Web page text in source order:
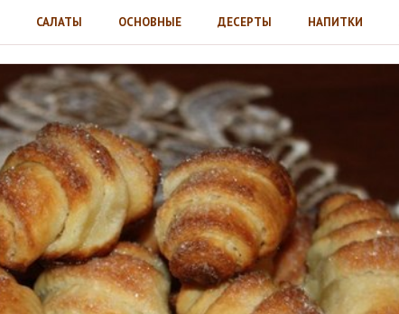
САЛАТЫ ОСНОВНЫЕ ДЕСЕРТЫ НАПИТКИ